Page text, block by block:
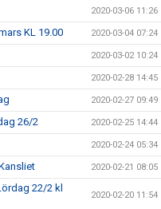
2020-03-06 11:26
KL 19.00 2020-03-04 07:24
2020-03-02 10:24
2020-02-28 14:45
2020-02-27 09:49
26/2 2020-02-25 14:44
2020-02-24 05:34
2020-02-21 08:05
22/2 kl
2020-02-20 11:54